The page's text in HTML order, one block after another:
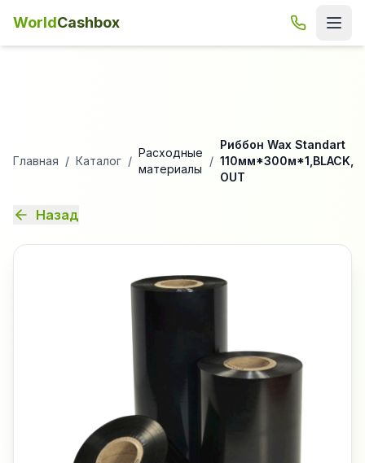
WorldCashbox
Главная / Каталог /
Расходные
материалы
/
Риббон Wax Standart
110мм*300м*1,BLACK,
OUT
Назад